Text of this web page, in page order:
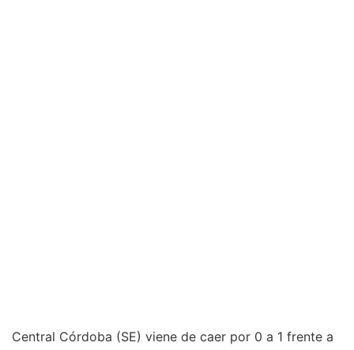
Central Córdoba (SE) viene de caer por 0 a 1 frente a